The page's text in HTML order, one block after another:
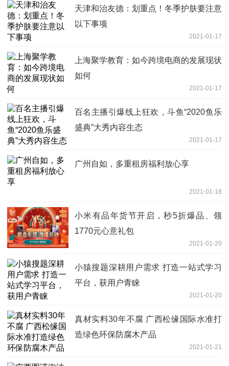
天津和治友德：划重点！冬季护肤要注意
以下事项
2021-01-17
上海聚学教育：如今跨境电商的发展现状
如何
2021-01-17
百名主播引爆线上狂欢，斗鱼“2020鱼乐
盛典”大秀内容生态
2021-01-17
广州自如，多重租房福利放心享
2021-01-18
小米有品年货节开启，秒5折爆品、领
1770元心意礼包
2021-01-20
小猿搜题深耕用户需求 打造一站式学习
平台，获用户青睐
2021-01-20
真材实料30年不腐 广西松缘国际水准打
造绿色环保防腐木产品
2021-01-21